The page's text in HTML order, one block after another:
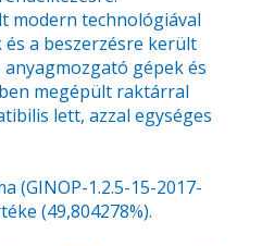
modern technológiával
a beszerzésre került
gépek és
megépült raktárral
lett, azzal egységes
(GINOP-1.2.5-15-2017-
(49,804278%).